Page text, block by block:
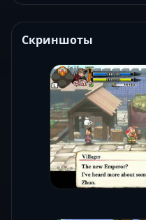
Скриншоты